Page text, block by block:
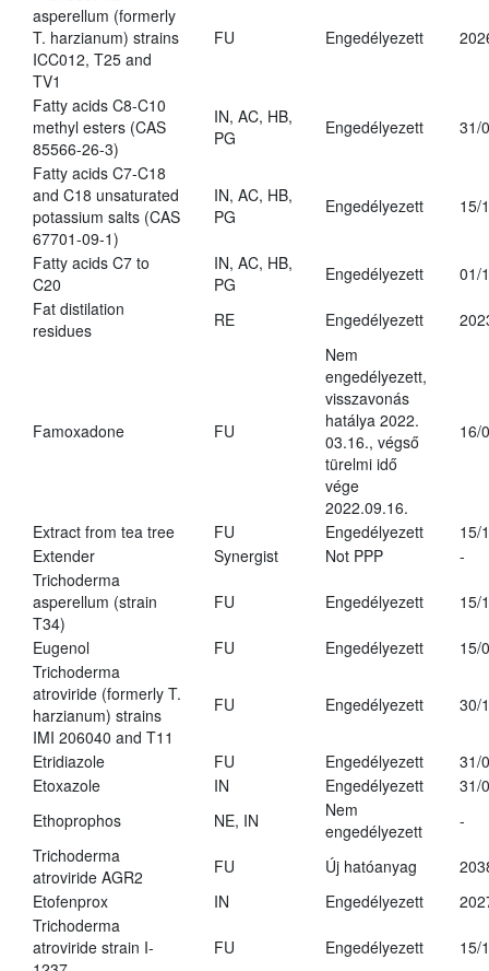
asperellum (formerly
T. harzianum) strains
ICC012, T25 and
TV1
FU Engedélyezett
Fatty acids C8-C10
methyl esters (CAS
85566-26-3)
IN, AC, HB,
PG
Engedélyezett 31/
Fatty acids C7-C18
and C18 unsaturated
potassium salts (CAS
67701-09-1)
IN, AC, HB,
PG
Engedélyezett 15/
Fatty acids C7 to
C20
IN, AC, HB,
PG
Engedélyezett
01/
Fat distilation
residues
RE Engedélyezett
Famoxadone FU
Nem
engedélyezett,
visszavonás
hatálya 2022.
03.16., végső
türelmi idő
vége
2022.09.16.
16/
Extract from tea tree FU Engedélyezett
15/
Extender
Synergist Not PPP
-
Trichoderma
asperellum (strain
T34)
FU Engedélyezett 15/
Eugenol FU Engedélyezett
15/
Trichoderma
atroviride (formerly T.
harzianum) strains
IMI 206040 and T11
FU Engedélyezett 30/
Etridiazole FU Engedélyezett
31/
Etoxazole
IN Engedélyezett
31/
Ethoprophos
NE, IN
Nem
engedélyezett
-
Trichoderma
atroviride AGR2
FU Új hatóanyag
Etofenprox
IN Engedélyezett
Trichoderma
atroviride strain I-
FU Engedélyezett 15/